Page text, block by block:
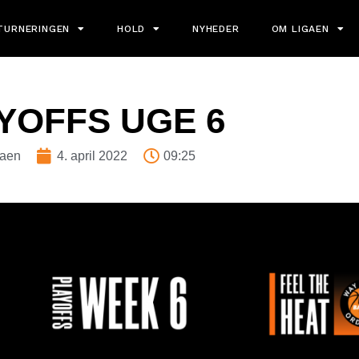
HOLD NYHEDER OM LIGAEN
UGE 6
4. april 2022 09:25